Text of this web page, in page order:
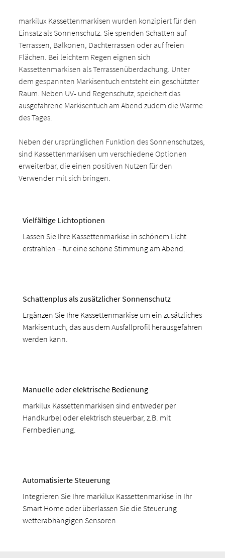
markilux Kassettenmarkisen wurden konzipiert für den
Einsatz als Sonnenschutz. Sie spenden Schatten auf
Terrassen, Balkonen, Dachterrassen oder auf freien
Flächen. Bei leichtem Regen eignen sich
Kassettenmarkisen als Terrassenüberdachung. Unter
dem gespannten Markisentuch entsteht ein geschützter
Raum. Neben UV- und Regenschutz, speichert das
ausgefahrene Markisentuch am Abend zudem die Wärme
des Tages.
Neben der ursprünglichen Funktion des Sonnenschutzes,
sind Kassettenmarkisen um verschiedene Optionen
erweiterbar, die einen positiven Nutzen für den
Verwender mit sich bringen.
Vielfältige Lichtoptionen
Lassen Sie Ihre Kassettenmarkise in schönem Licht
erstrahlen – für eine schöne Stimmung am Abend.
Schattenplus als zusätzlicher Sonnenschutz
Ergänzen Sie Ihre Kassettenmarkise um ein zusätzliches
Markisentuch, das aus dem Ausfallprofil herausgefahren
werden kann.
Manuelle oder elektrische Bedienung
markilux Kassettenmarkisen sind entweder per
Handkurbel oder elektrisch steuerbar, z.B. mit
Fernbedienung.
Automatisierte Steuerung
Integrieren Sie Ihre markilux Kassettenmarkise in Ihr
Smart Home oder überlassen Sie die Steuerung
wetterabhängigen Sensoren.